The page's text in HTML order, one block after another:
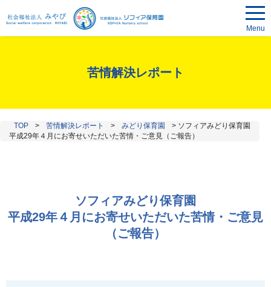
Menu
苦情解決レポート
TOP > 苦情解決レポート > みどり保育園 > ソフィアみどり保育園
平成29年４月にお寄せいただいた苦情・ご意見（ご報告）
ソフィアみどり保育園
平成29年４月にお寄せいただいた苦情・ご意見
（ご報告）